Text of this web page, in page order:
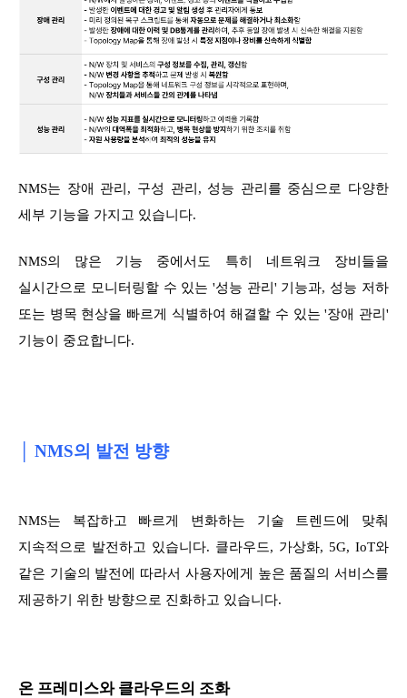
NMS는 장애 관리, 구성 관리, 성능 관리를 중심으로 다양한
세부 기능을 가지고 있습니다.
NMS의 많은 기능 중에서도 특히 네트워크 장비들을
실시간으로 모니터링할 수 있는 '성능 관리' 기능과, 성능 저하
또는 병목 현상을 빠르게 식별하여 해결할 수 있는 '장애 관리'
기능이 중요합니다.
│ NMS의 발전 방향
NMS는 복잡하고 빠르게 변화하는 기술 트렌드에 맞춰
지속적으로 발전하고 있습니다. 클라우드, 가상화, 5G, IoT와
같은 기술의 발전에 따라서 사용자에게 높은 품질의 서비스를
제공하기 위한 방향으로 진화하고 있습니다.
온 프레미스와 클라우드의 조화